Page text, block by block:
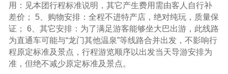
用：见本团行程标准说明，其它产生费用需由客人自行补
差价； 5、购物安排：全程不进特产店，绝对纯玩，质量保
证； 6、其它安排：为了满足游客能够坐大巴出游，此线路
为直通车可能与“龙门其他温泉”等线路合并出发，不影响行
程原定标准及景点，行程游览顺序以出发当天导游安排为
准，但绝不减少原定标准及景点。